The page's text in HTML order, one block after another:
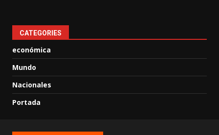
CATEGORIES
económica
Mundo
Nacionales
Portada